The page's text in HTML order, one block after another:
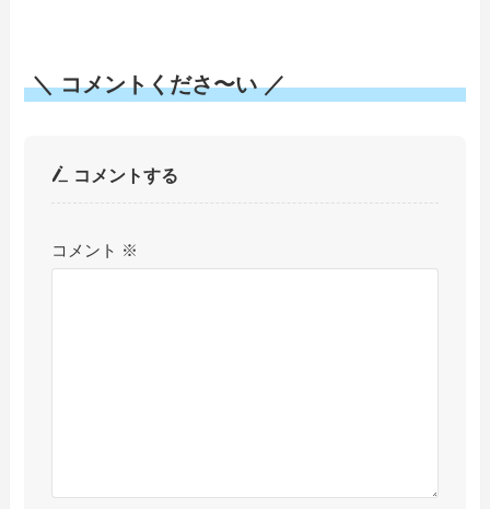
＼ コメントくださ〜い ／
コメントする
コメント ※